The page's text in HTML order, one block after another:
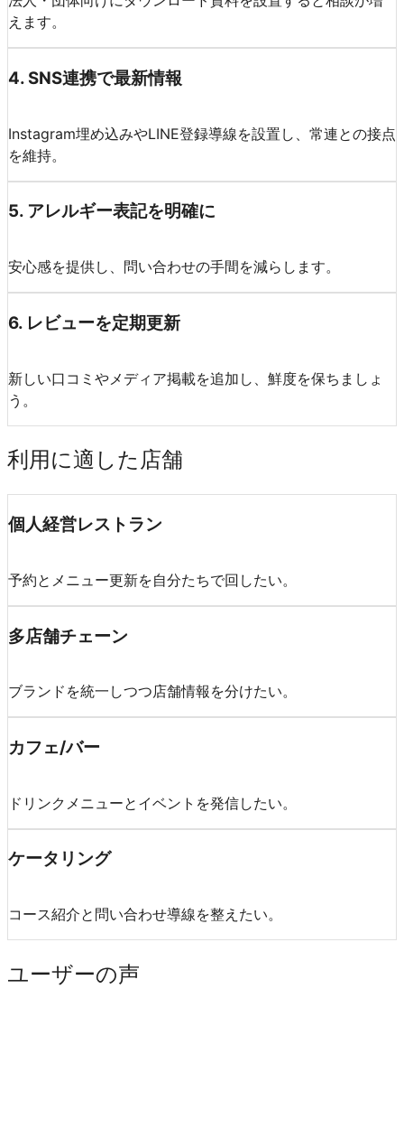
えます。
4. SNS連携で最新情報
Instagram埋め込みやLINE登録導線を設置し、常連との接点
を維持。
5. アレルギー表記を明確に
安心感を提供し、問い合わせの手間を減らします。
6. レビューを定期更新
新しい口コミやメディア掲載を追加し、鮮度を保ちましょ
う。
利用に適した店舗
個人経営レストラン
予約とメニュー更新を自分たちで回したい。
多店舗チェーン
ブランドを統一しつつ店舗情報を分けたい。
カフェ/バー
ドリンクメニューとイベントを発信したい。
ケータリング
コース紹介と問い合わせ導線を整えたい。
ユーザーの声